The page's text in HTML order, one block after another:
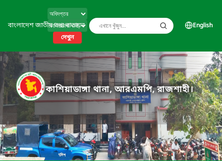
বাংলাদেশ জাতীয় তথ্য বাতায়ন
দেখুন
English
কাশিয়াডাঙ্গা থানা, আরএমপি, রাজশাহী।